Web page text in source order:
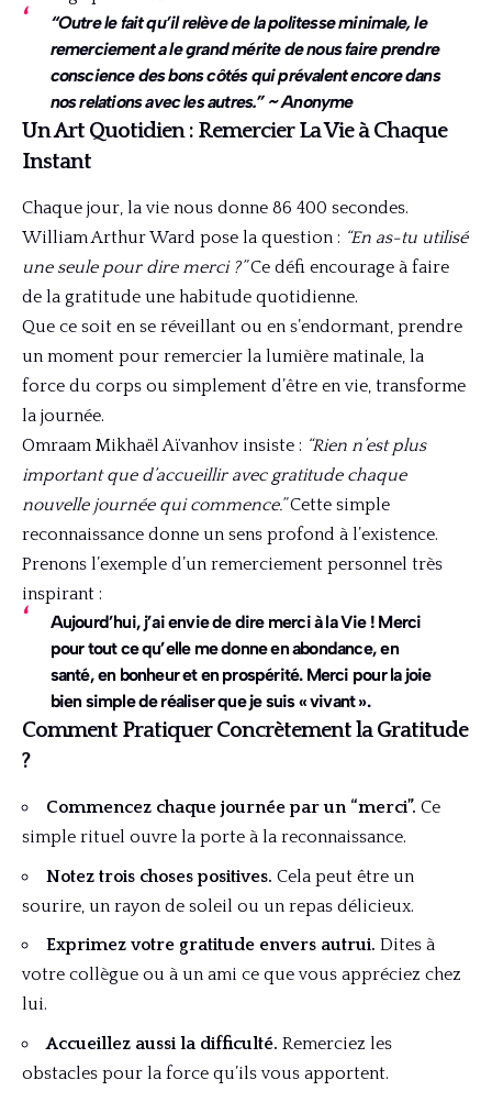
“Outre le fait qu’il relève de la politesse minimale, le
remerciement a le grand mérite de nous faire prendre
conscience des bons côtés qui prévalent encore dans
nos relations avec les autres.” ~ Anonyme
Un Art Quotidien : Remercier La Vie à Chaque
Instant
Chaque jour, la vie nous donne 86 400 secondes.
William Arthur Ward pose la question : “En as-tu utilisé
une seule pour dire merci ?”Ce défi encourage à faire
de la gratitude une habitude quotidienne.
Que ce soit en se réveillant ou en s’endormant, prendre
un moment pour remercier la lumière matinale, la
force du corps ou simplement d’être en vie, transforme
la journée.
Omraam Mikhaël Aïvanhov insiste : “Rien n’est plus
important que d’accueillir avec gratitude chaque
nouvelle journée qui commence.”Cette simple
reconnaissance donne un sens profond à l’existence.
Prenons l’exemple d’un remerciement personnel très
inspirant :
Aujourd’hui, j’ai envie de dire merci à la Vie ! Merci
pour tout ce qu’elle me donne en abondance, en
santé, en bonheur et en prospérité. Merci pour la joie
bien simple de réaliser que je suis « vivant ».
Comment Pratiquer Concrètement la Gratitude
?
Commencez chaque journée par un “merci”. Ce
simple rituel ouvre la porte à la reconnaissance.
Notez trois choses positives. Cela peut être un
sourire, un rayon de soleil ou un repas délicieux.
Exprimez votre gratitude envers autrui. Dites à
votre collègue ou à un ami ce que vous appréciez chez
lui.
Accueillez aussi la difficulté. Remerciez les
obstacles pour la force qu’ils vous apportent.